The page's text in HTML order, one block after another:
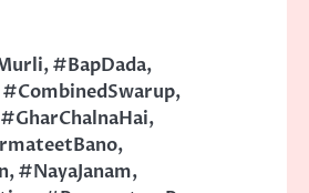
,#BapDada,
#CombinedSwarup,
#GharChalnaHai,
,
,#NayaJanam,